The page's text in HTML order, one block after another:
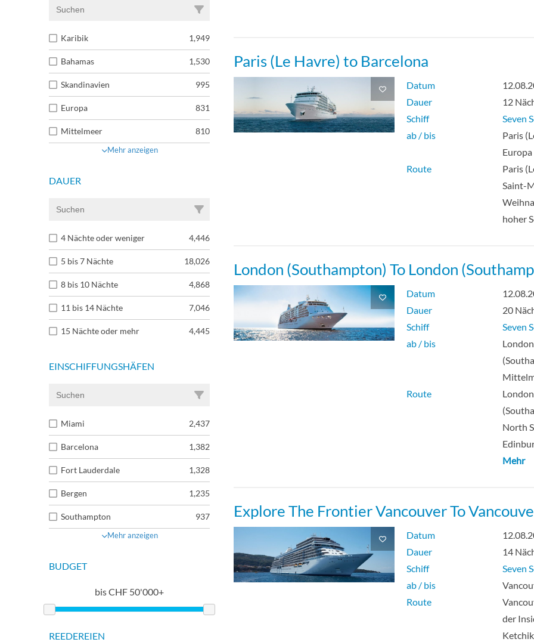
Karibik 1,949
Bahamas 1,530
Skandinavien 995
Europa 831
Mittelmeer 810
Mehr anzeigen
DAUER
4 Nächte oder weniger 4,446
5 bis 7 Nächte 18,026
8 bis 10 Nächte 4,868
11 bis 14 Nächte 7,046
15 Nächte oder mehr 4,445
EINSCHIFFUNGSHÄFEN
Miami 2,437
Barcelona 1,382
Fort Lauderdale 1,328
Bergen 1,235
Southampton 937
Mehr anzeigen
BUDGET
bisCHF 50'000+
REEDEREIEN
Paris (Le Havre) to Barcelona
Datum
Dauer
12
Schiff
Seven
ab / bis
Paris
Europa
Route
Paris
Saint-
hoher
London (Southampton) To London
Datum
Dauer
20
Schiff
Seven
ab / bis
London
Route
London
North
Mehr
Explore The Frontier Vancouver To
Datum
Dauer
14
Schiff
Seven
ab / bis
Route
der